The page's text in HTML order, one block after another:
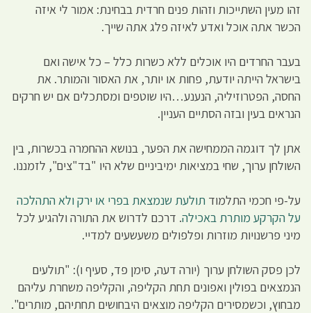
זהו מעין השתייכות וזהות פנים חרדית בבחינת: אמור לי איזה
הכשר אתה אוכל ואדע לאיזה פלג אתה שייך.
בעבר החרדים היו אוכלים ללא כשרות כלל – כל אישה ואם
בישראל הייתה יודעת, פחות או יותר, את האסור והמותר. את
החסה, הפטרוזיליה, הנענע…היו שוטפים ומסתכלים אם יש חרקים
הנראים בעין ובזה הסתיים העניין.
אתן לך דוגמה הממחישה את הפער, בנושא ההחמרה בכשרות, בין
השולחן ערוך, שחי במציאות ימיביניים שלא היו "בד"צים", לזמננו.
על-פי חכמי התלמוד תולעת שנמצאת בפרי או ירק ולא התהלכה
על הקרקע מותרת באכילה. דרכם לדרוש את התורה ולהגיע לכל
מיני פרשנויות מוזרות ופלפולים משעשעים למדיי.
לכן פסק השולחן ערוך (יורה דעה, סימן פד, סעיף ו): "תולעים
הנמצאים בפולין ואפונים תחת הקליפה, והקליפה משחרת עליהם
מבחוץ, וכשמסירים הקליפה מוצאים היבחושים תחתיהם, מותרים".